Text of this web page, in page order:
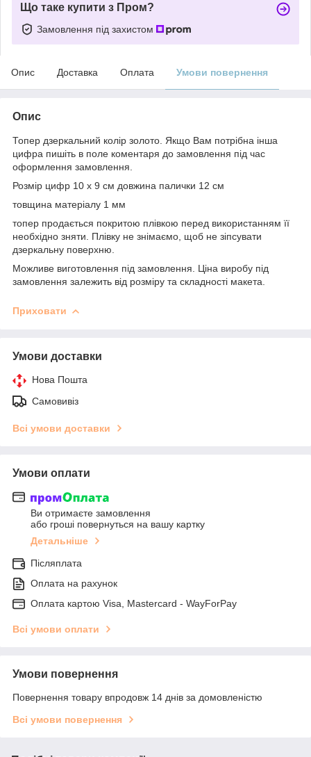
Що таке купити з Пром?
Замовлення під захистом
Опис Доставка Оплата Умови повернення
Опис
Топер дзеркальний колір золото. Якщо Вам потрібна інша
цифра пишіть в поле коментаря до замовлення під час
оформлення замовлення.
Розмір цифр 10 х 9 см довжина палички 12 см
товщина матеріалу 1 мм
топер продається покритою плівкою перед використанням її
необхідно зняти. Плівку не знімаємо, щоб не зіпсувати
дзеркальну поверхню.
Можливе виготовлення під замовлення. Ціна виробу під
замовлення залежить від розміру та складності макета.
Приховати
Умови доставки
Нова Пошта
Самовивіз
Всі умови доставки
Умови оплати
Ви отримаєте замовлення
або гроші повернуться на вашу картку
Детальніше
Післяплата
Оплата на рахунок
Оплата картою Visa, Mastercard - WayForPay
Всі умови оплати
Умови повернення
Повернення товару впродовж 14 днів за домовленістю
Всі умови повернення